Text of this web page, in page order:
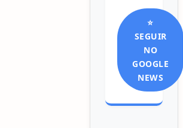
⭐
SEGUIR
NO
GOOGLE
NEWS